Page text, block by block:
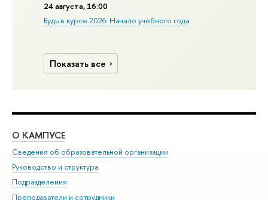
24 августа, 16:00
Будь в курсе 2026: Начало учебного года
Показать все
О КАМПУСЕ
Сведения об образовательной организации
Руководство и структура
Подразделения
Преподаватели и сотрудники